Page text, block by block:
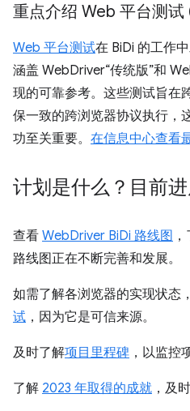
重点介绍 Web 平台测试
Web 平台测试在 BiDi 的工作
涵盖 WebDriver“传统版”和
现的可靠参考。这些测试旨在
保一致的跨浏览器协议执行，
功至关重要。 在信息中心查看
计划是什么？目前
查看 WebDriver BiDi 路线图
路线图正在不断完善和发展。
如需了解各浏览器的实现状态
试 ，因为它是可信来源。
及时了解项目里程碑 ，以监控
了解 2023 年取得的成就 ，及